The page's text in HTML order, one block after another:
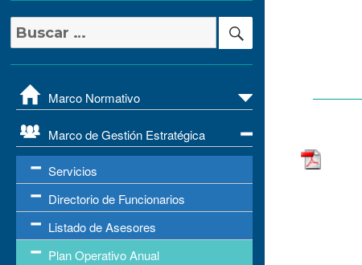
Buscar
por:
Marco Normativo
Marco de Gestión Estratégica
Servicios
Directorio de Funcionarios
Listado de Asesores
Plan Operativo Anual